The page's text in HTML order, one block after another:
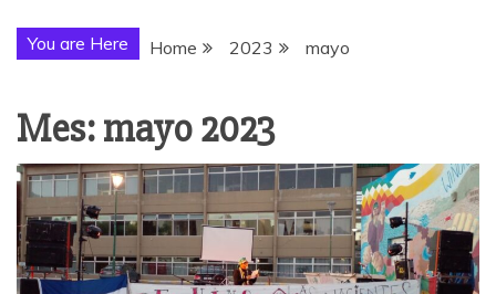
You are Here Home 2023 mayo
Mes:mayo 2023